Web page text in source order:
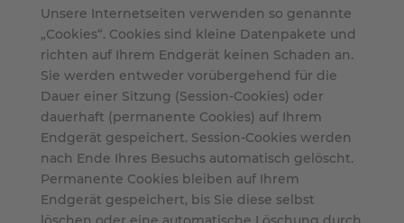
Unsere Internetseiten verwenden so genannte
„Cookies“. Cookies sind kleine Datenpakete und
richten auf Ihrem Endgerät keinen Schaden an.
Sie werden entweder vorübergehend für die
Dauer einer Sitzung (Session-Cookies) oder
dauerhaft (permanente Cookies) auf Ihrem
Endgerät gespeichert. Session-Cookies werden
nach Ende Ihres Besuchs automatisch gelöscht.
Permanente Cookies bleiben auf Ihrem
Endgerät gespeichert, bis Sie diese selbst